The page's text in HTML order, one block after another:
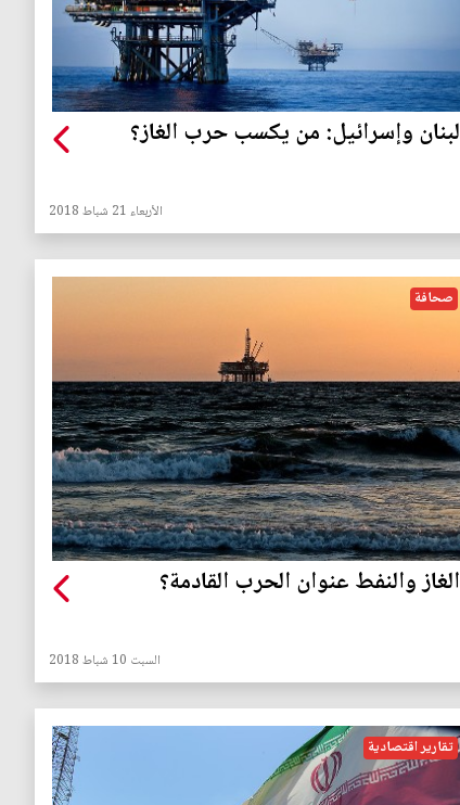
لبنان وإسرائيل: من يكسب حرب الغاز؟
الأربعاء 21 شباط 2018
صحافة
الغاز والنفط عنوان الحرب القادمة؟
السبت 10 شباط 2018
تقارير اقتصادية